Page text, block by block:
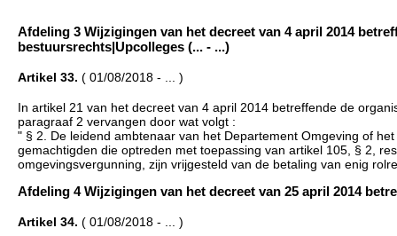
Afdeling 3 Wijzigingen van het decreet van 4 april 2014
bestuursrechts|Upcolleges (... - ...)
Artikel 33. ( 01/08/2018 - ... )
In artikel 21 van het decreet van 4 april 2014 betreffende de
paragraaf 2 vervangen door wat volgt :
" § 2. De leidend ambtenaar van het Departement Omgeving of
gemachtigden die optreden met toepassing van artikel 105, § 2,
omgevingsvergunning, zijn vrijgesteld van de betaling van enig
Afdeling 4 Wijzigingen van het decreet van 25 april 2014
Artikel 34. ( 01/08/2018 - ... )